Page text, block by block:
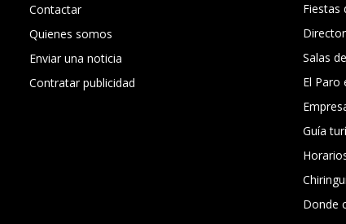
Contactar
Quienes somos
Enviar una noticia
Contratar publicidad
Fiestas
Salas
El Paro
Guía
Donde